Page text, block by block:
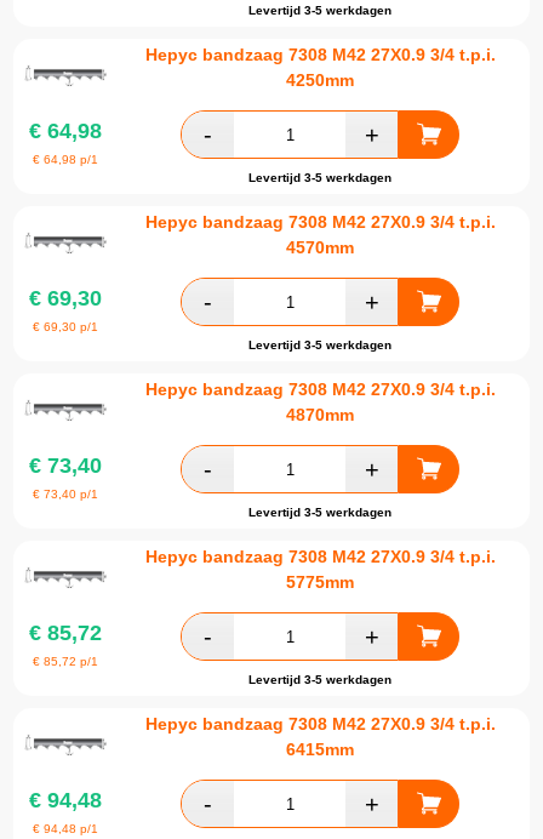
Levertijd 3-5 werkdagen
Hepyc bandzaag 7308 M42 27X0.9 3/4 t.p.i.
4250mm
€ 64,98
€64,98 p/1
Levertijd 3-5 werkdagen
Hepyc bandzaag 7308 M42 27X0.9 3/4 t.p.i.
4570mm
€ 69,30
€69,30 p/1
Levertijd 3-5 werkdagen
Hepyc bandzaag 7308 M42 27X0.9 3/4 t.p.i.
4870mm
€ 73,40
€73,40 p/1
Levertijd 3-5 werkdagen
Hepyc bandzaag 7308 M42 27X0.9 3/4 t.p.i.
5775mm
€ 85,72
€85,72 p/1
Levertijd 3-5 werkdagen
Hepyc bandzaag 7308 M42 27X0.9 3/4 t.p.i.
6415mm
€ 94,48
€94,48 p/1